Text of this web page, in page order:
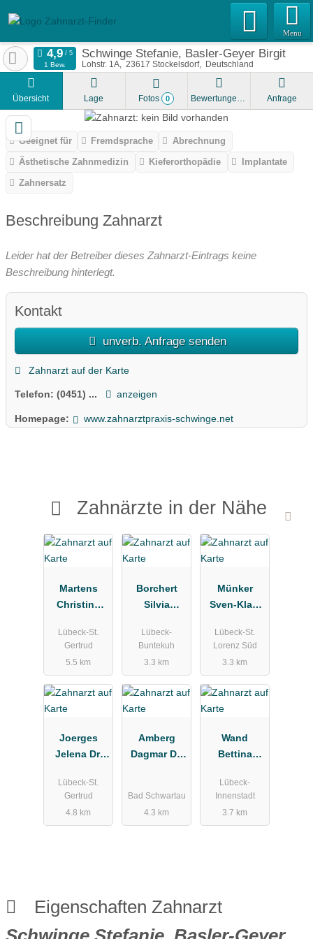
Menu
Schwinge Stefanie, Basler-Geyer Birgit
Lohstr. 1A 23617 Stockelsdorf Deutschland
1 Bew.
Übersicht Lage Fotos 0 Bewertungen Anfrage
Geeignet für Fremdsprache
Abrechnung
Ästhetische Zahnmedizin
Kieferorthopädie
Implantate
Zahnersatz
Beschreibung Zahnarzt
Leider hat der Betreiber dieses Zahnarzt-Eintrags keine
Beschreibung hinterlegt.
Kontakt
unverb. Anfrage senden
Zahnarzt auf der Karte
Telefon: (0451) ... anzeigen
Homepage: www.zahnarztpraxis-schwinge.net
Zahnärzte in der Nähe
Martens
Christina
Lübeck-St.
Gertrud
5.5 km
Borchert
Silvia
xis
Lübeck-
Buntekuh
3.3 km
Münker
Sven-Klas,
Lübeck-St.
Lorenz Süd
3.3 km
Joerges
Jelena Dr.
Lübeck-St.
Gertrud
4.8 km
Amberg
Dagmar Dr.
Bad Schwartau
4.3 km
Wand
Bettina
xis
Lübeck-
Innenstadt
3.7 km
Eigenschaften Zahnarzt